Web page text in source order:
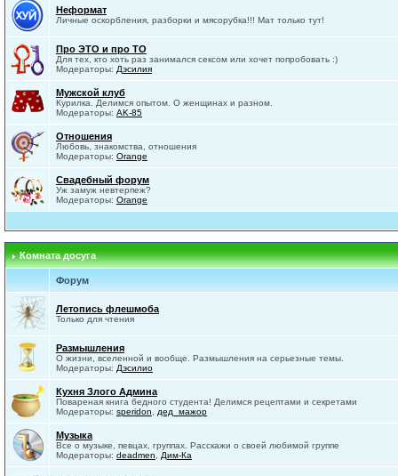
Неформат
Личные оскорбления, разборки и мясорубка!!! Мат только тут!
Про ЭТО и про ТО
Для тех, кто хоть раз занимался сексом или хочет попробовать :)
Модераторы: Дэсилия
Мужской клуб
Курилка. Делимся опытом. О женщинах и разном.
Модераторы: AK-85
Отношения
Любовь, знакомства, отношения
Модераторы: Orange
Свадебный форум
Уж замуж невтерпеж?
Модераторы: Orange
Комната досуга
Форум
Летопись флешмоба
Только для чтения
Размышления
О жизни, вселенной и вообще. Размышления на серьезные темы.
Модераторы: Дэсилио
Кухня Злого Админа
Повареная книга бедного студента! Делимся рецептами и секретами
Модераторы: speridon дед_мажор
Музыка
Все о музыке, певцах, группах. Расскажи о своей любимой группе
Модераторы: deadmen Дим-Ка